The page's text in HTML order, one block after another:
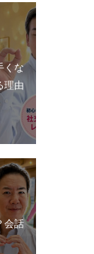
くな
理由
会話